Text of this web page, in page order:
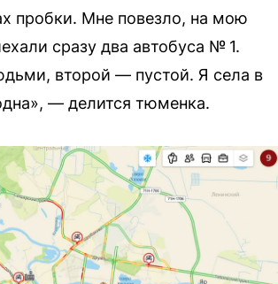
пробки. Мне повезло, на мою
сразу два автобуса № 1.
второй — пустой. Я села в
— делится тюменка.